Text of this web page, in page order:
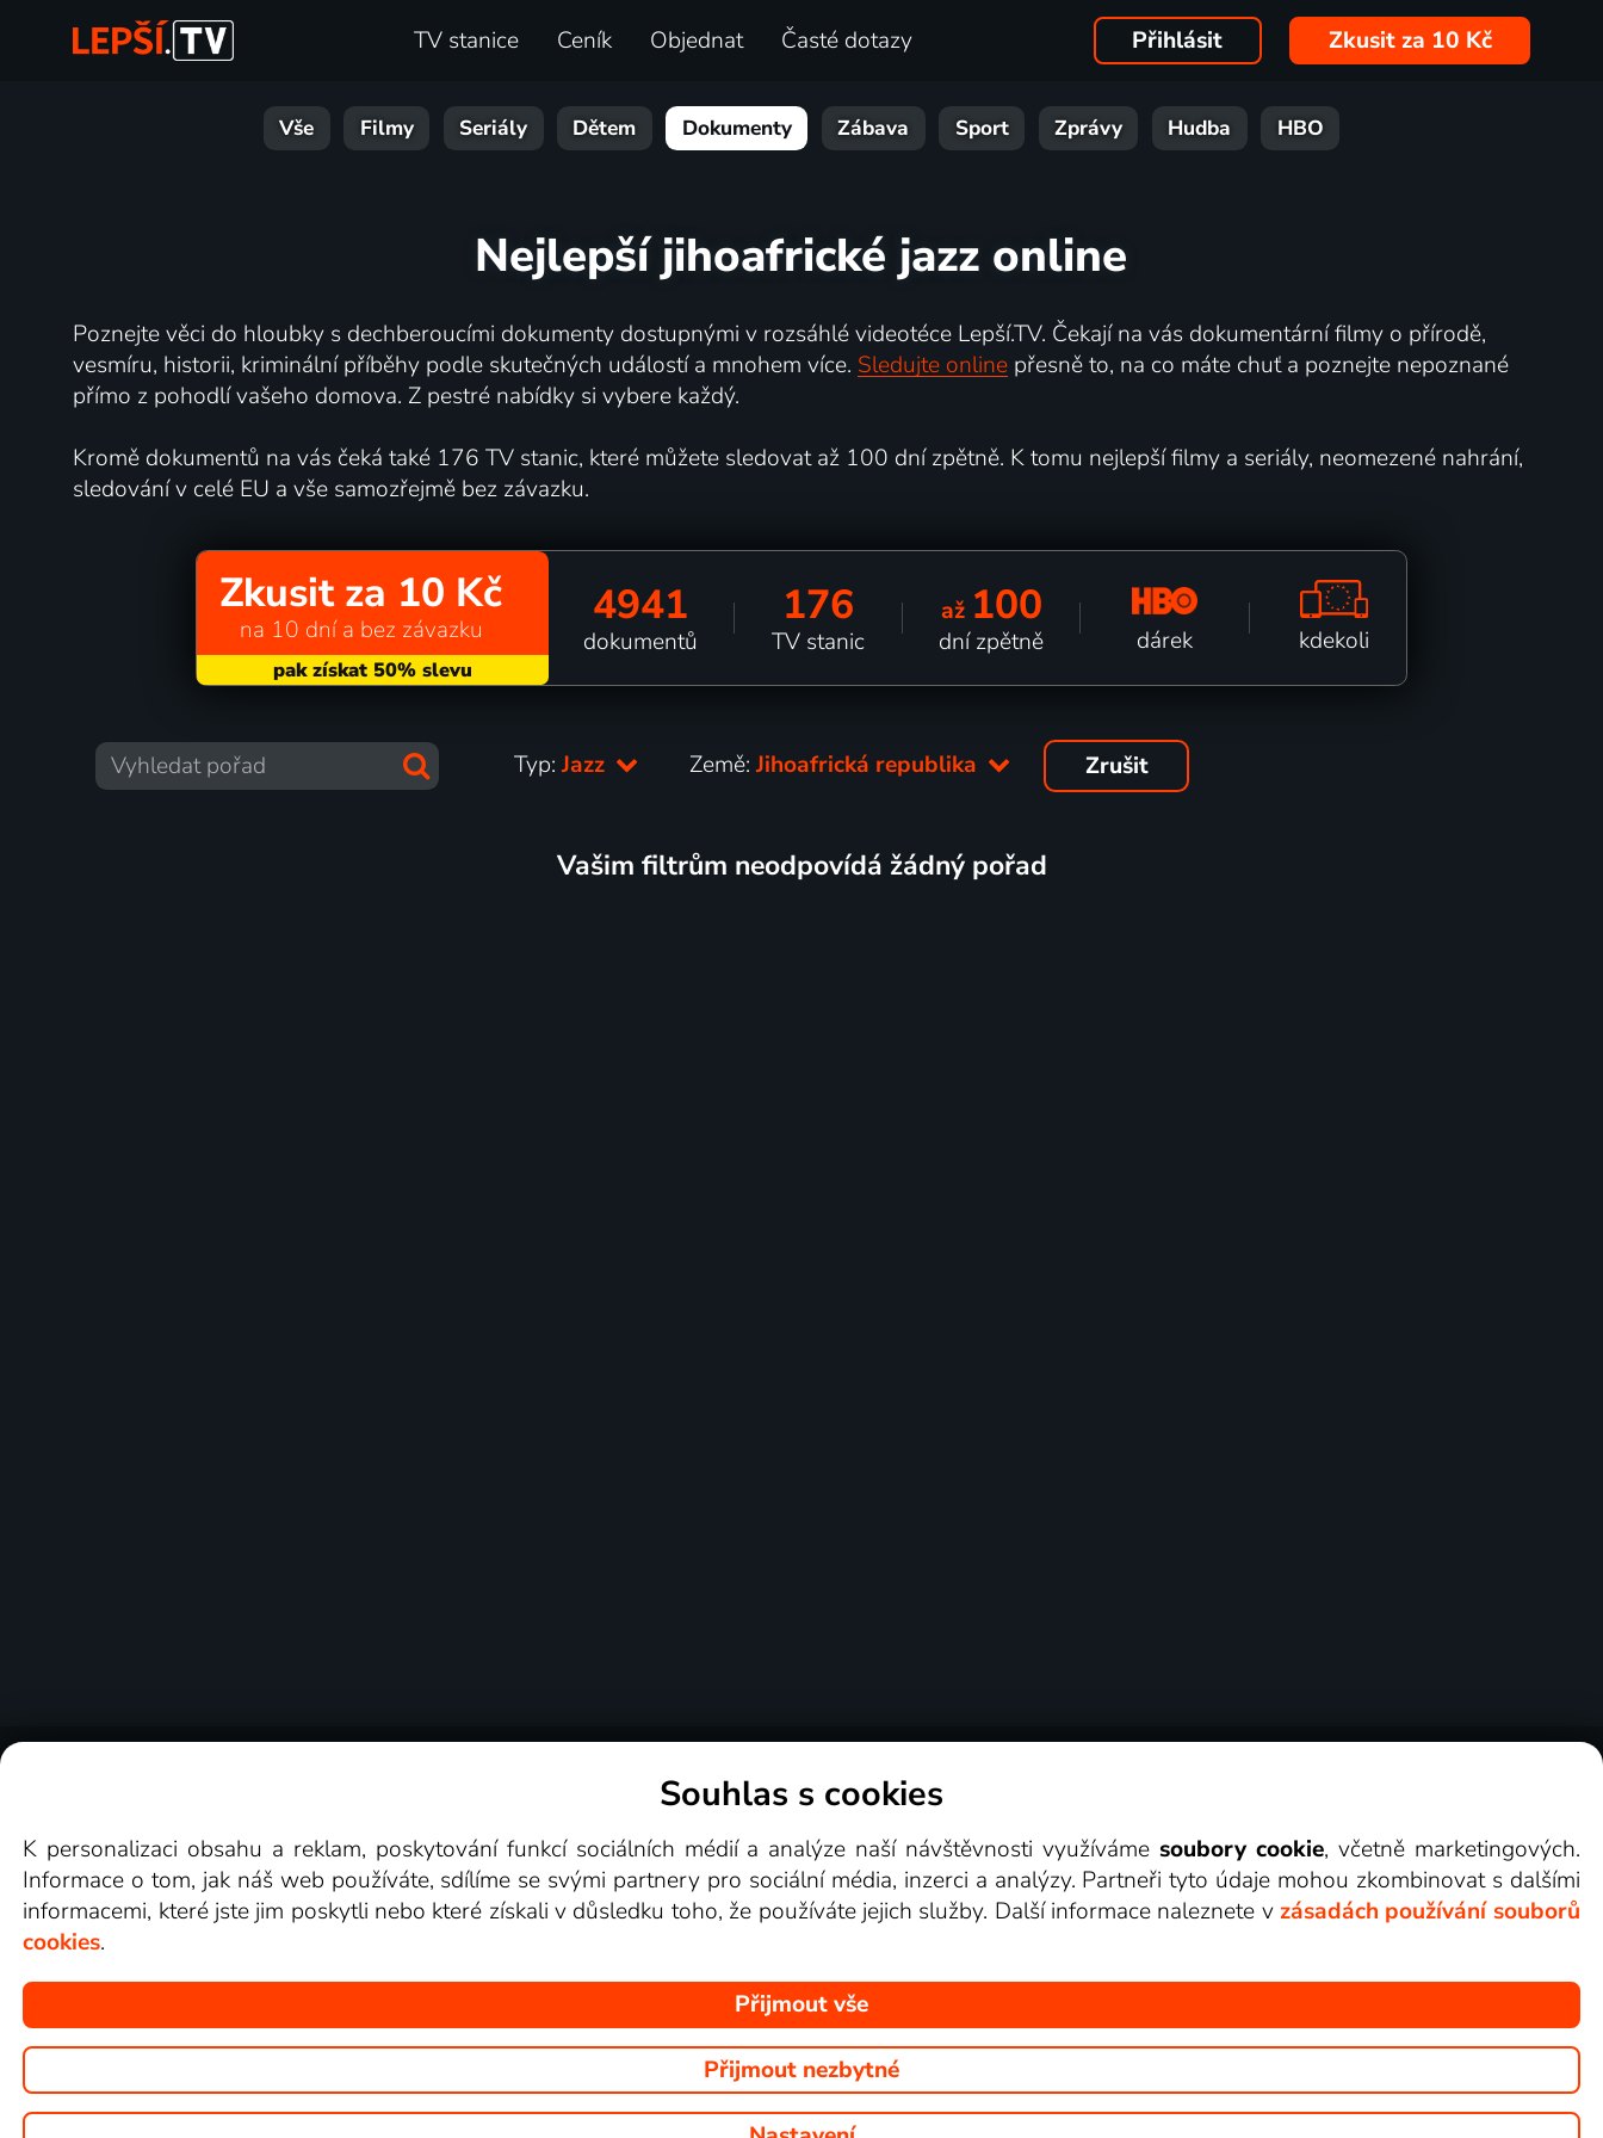
TV stanice Ceník Objednat Časté dotazy Přihlásit Zkusit za 10 Kč
Vše Filmy Seriály Dětem Dokumenty Zábava Sport Zprávy Hudba HBO
Nejlepší jihoafrické jazz online
Poznejte věci do hloubky s dechberoucími dokumenty dostupnými v rozsáhlé videotéce Lepší.TV. Čekají na vás dokumentární filmy o přírodě,
vesmíru, historii, kriminální příběhy podle skutečných událostí a mnohem více. Sledujte onlinepřesně to, na co máte chuť a poznejte nepoznané
přímo z pohodlí vašeho domova. Z pestré nabídky si vybere každý.
Kromě dokumentů na vás čeká také 176 TV stanic, které můžete sledovat až 100 dní zpětně. K tomu nejlepší filmy a seriály, neomezené nahrání,
sledování v celé EU a vše samozřejmě bez závazku.
Zkusit za 10 Kč
na 10 dní a bez závazku 4941
dokumentů
176
TV stanic
až 100
dní zpětně dárek kdekoli
Typ:Jazz Země:Jihoafrická republika Zrušit
Vašim filtrům neodpovídá žádný pořad
Videotéka
Copyright © goNET s.r.o. Na tomto webu jsou zobrazovány obrázky z pořadů TV stanic, které můžete sledovat v Lepší.TV.
Souhlas s cookies
K personalizaci obsahu a reklam, poskytování funkcí sociálních médií a analýze naší návštěvnosti využívámesoubory cookie, včetně marketingových.
Informace o tom, jak náš web používáte, sdílíme se svými partnery pro sociální média, inzerci a analýzy. Partneři tyto údaje mohou zkombinovat s dalšími
informacemi, které jste jim poskytli nebo které získali v důsledku toho, že používáte jejich služby. Další informace naleznete v zásadách používání souborů
cookies.
Přijmout vše
Přijmout nezbytné